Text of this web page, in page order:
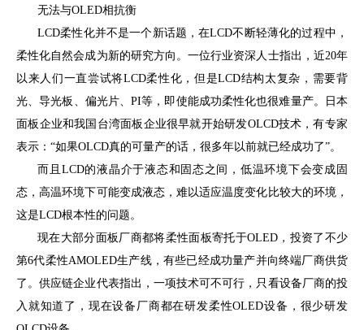
无法与OLED相抗衡
LCD柔性化并不是一个新话题，在LCD不断轻薄化的过程中，
柔性化自然会成为新的研究方向。一位行业资深人士指出，近20年
以来人们一直尝试将LCD柔性化，但是LCD结构太复杂，需要背
光、导光板、偏光片、PI等，即使能成功柔性化也很难量产。日本
面板企业和我国台湾面板企业很早就开始研发OLCD技术，有专家
表示：“如果OLCD真的可量产的话，很多年以前就已经成功了”。
而且LCD的液晶介于液态和固态之间，低温环境下会变成固
态，高温环境下可能变成液态，难以适应温度变化比较大的环境，
这是LCD根本性的问题。
现在大部分面板厂商都将柔性面板寄托于OLED，投资了不少
第6代柔性AMOLED生产线，有些已经成功量产并向终端厂商供货
了。供应链企业代表指出，一项技术可不可行，只看设备厂商的投
入就知道了，现在设备厂商都在研发柔性OLED设备，很少研发